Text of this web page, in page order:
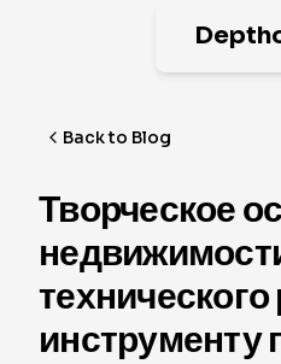
Back to Blog
Творческое
технического
инструменту